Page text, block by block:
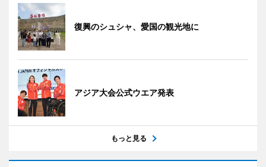
復興のシュシャ、愛国の観光地に
アジア大会公式ウエア発表
もっと見る